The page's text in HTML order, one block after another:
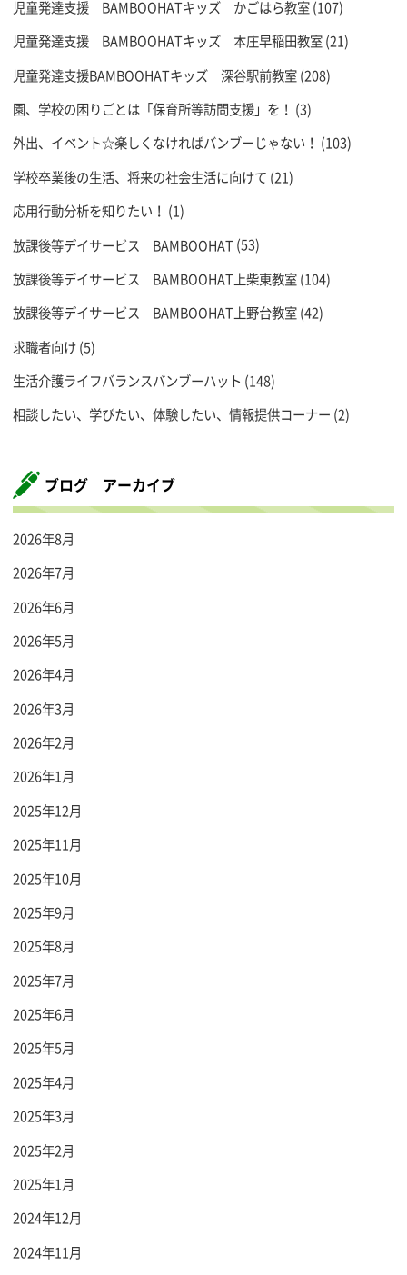
児童発達支援 BAMBOOHATキッズ かごはら教室(107)
児童発達支援 BAMBOOHATキッズ 本庄早稲田教室(21)
児童発達支援BAMBOOHATキッズ 深谷駅前教室(208)
園、学校の困りごとは「保育所等訪問支援」を！ (3)
外出、イベント☆楽しくなければバンブーじゃない！ (103)
学校卒業後の生活、将来の社会生活に向けて (21)
応用行動分析を知りたい！ (1)
放課後等デイサービス BAMBOOHAT(53)
放課後等デイサービス BAMBOOHAT上柴東教室(104)
放課後等デイサービス BAMBOOHAT上野台教室(42)
求職者向け(5)
生活介護ライフバランスバンブーハット (148)
相談したい、学びたい、体験したい、情報提供コーナー (2)
ブログ アーカイブ
2026年8月
2026年7月
2026年6月
2026年5月
2026年4月
2026年3月
2026年2月
2026年1月
2025年12月
2025年11月
2025年10月
2025年9月
2025年8月
2025年7月
2025年6月
2025年5月
2025年4月
2025年3月
2025年2月
2025年1月
2024年12月
2024年11月